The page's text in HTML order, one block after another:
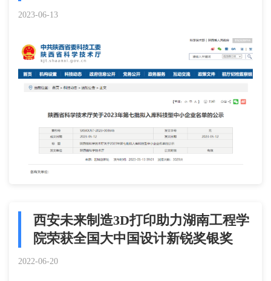
2023-06-13
西安未来制造3D打印助力湖南工程学
院荣获全国大中国设计新锐奖银奖
2022-06-20